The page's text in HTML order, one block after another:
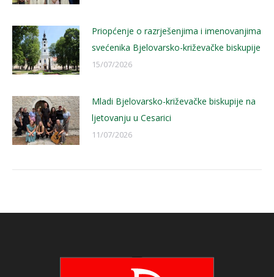
Priopćenje o razrješenjima i imenovanjima
svećenika Bjelovarsko-križevačke biskupije
15/07/2026
Mladi Bjelovarsko-križevačke biskupije na
ljetovanju u Cesarici
11/07/2026